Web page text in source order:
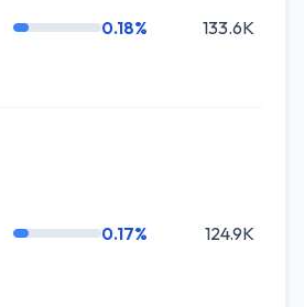
0.18% 133.6K
0.17% 124.9K